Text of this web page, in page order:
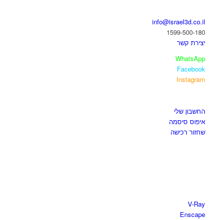
info@israel3d.co.il
1599-500-180
יצירת קשר
WhatsApp
Facebook
Instagram
החשבון שלי
איפוס סיסמה
שחזור רכישה
V-Ray
Enscape